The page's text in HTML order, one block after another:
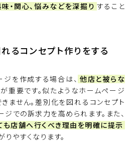
・関心、悩みなどを深掘り すること
るコンセプト作りをする
を作成する場合は、 他店と被らな
重要です。似たようなホームページ
ません。差別化を図れるコンセプト
ジでの訴求力を高められます。また、
も店舗へ行くべき理由を明確に提示
やすくなります。